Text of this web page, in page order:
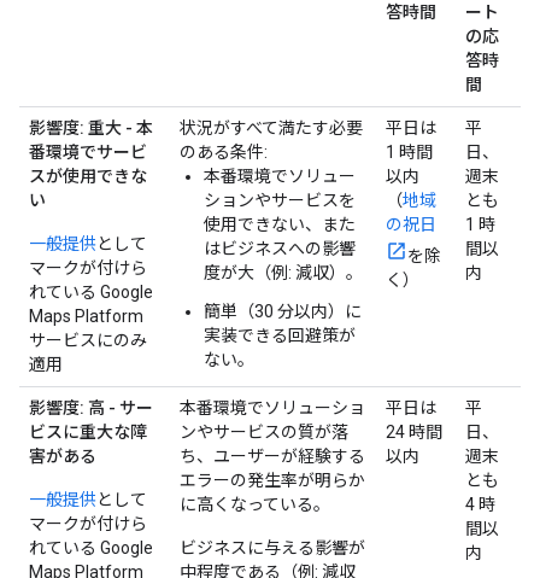
答時間
ート
の応
答時
間
影響度: 重大 - 本
番環境でサービ
スが使用できな
い
一般提供として
マークが付けら
れている Google
Maps Platform
サービスにのみ
適用
状況がすべて満たす必要
のある条件:
本番環境でソリュー
ションやサービスを
使用できない、また
はビジネスへの影響
度が大（例: 減収）。
簡単（30 分以内）に
実装できる回避策が
ない。
平日は
1 時間
以内
（地域
の祝日
を除
く）
平
日、
週末
とも
1 時
間以
内
影響度: 高 - サー
ビスに重大な障
害がある
一般提供として
マークが付けら
れている Google
Maps Platform
本番環境でソリューショ
ンやサービスの質が落
ち、ユーザーが経験する
エラーの発生率が明らか
に高くなっている。
ビジネスに与える影響が
中程度である（例: 減収
平日は
24 時間
以内
平
日、
週末
とも
4 時
間以
内